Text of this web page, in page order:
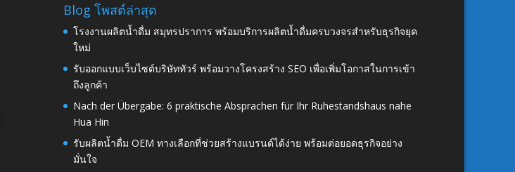
Blog โพสต์ล่าสุด
โรงงานผลิตน้ำดื่ม สมุทรปราการ พร้อมบริการผลิตน้ำดื่มครบวงจรสำหรับธุรกิจยุค
ใหม่
รับออกแบบเว็บไซต์บริษัททัวร์ พร้อมวางโครงสร้าง SEO เพื่อเพิ่มโอกาสในการเข้า
ถึงลูกค้า
Nach der Übergabe: 6 praktische Absprachen für Ihr Ruhestandshaus nahe
Hua Hin
รับผลิตน้ำดื่ม OEM ทางเลือกที่ช่วยสร้างแบรนด์ได้ง่าย พร้อมต่อยอดธุรกิจอย่าง
มั่นใจ